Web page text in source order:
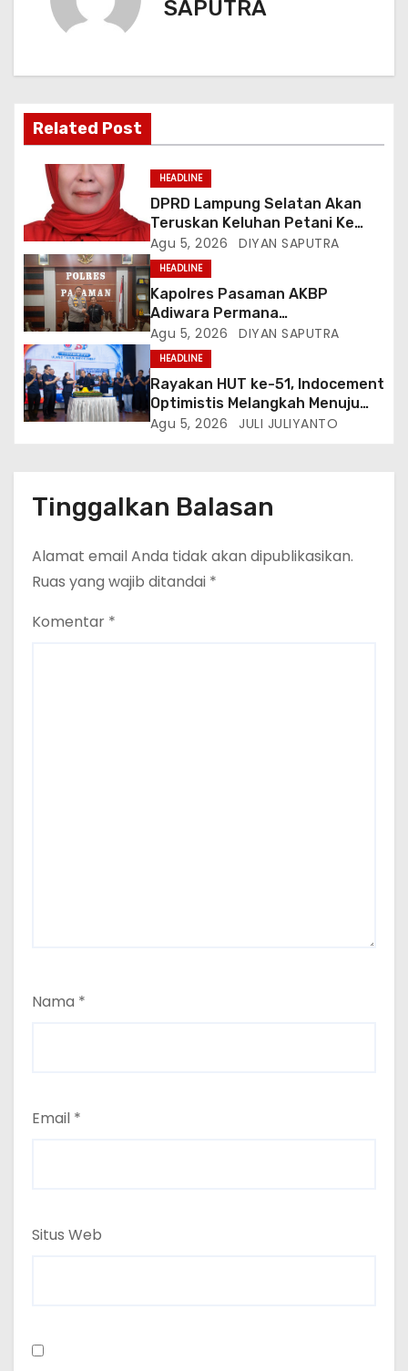
SAPUTRA
Related Post
HEADLINE
DPRD Lampung Selatan Akan
Teruskan Keluhan Petani Ke
Dinas Terkait, Minta Audit
Penyaluran Pupuk Bersubsidi Di
Desa Budi Lestari
Agu 5, 2026 DIYAN SAPUTRA
HEADLINE
Kapolres Pasaman AKBP
Adiwara Permana
Anggawisastra S.I.K. Sambut
Kedatangan Kepala Cakrawala
Tv Sumatera Barat
Agu 5, 2026 DIYAN SAPUTRA
HEADLINE
Rayakan HUT ke-51, Indocement
Optimistis Melangkah Menuju
Masa Depan Lebih Hijau
Agu 5, 2026 JULI JULIYANTO
Tinggalkan Balasan
Alamat email Anda tidak akan dipublikasikan.
Ruas yang wajib ditandai *
Komentar *
Nama *
Email *
Situs Web